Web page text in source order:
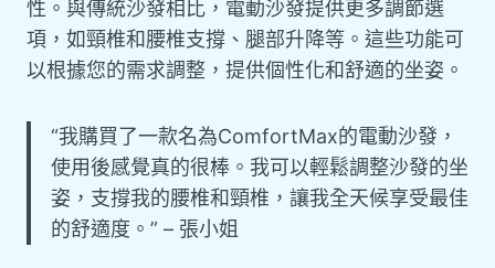
性。與傳統沙發相比，電動沙發提供更多調節選
項，如頸椎和腰椎支撐、腿部升降等。這些功能可
以根據您的需求調整，提供個性化和舒適的坐姿。
“我購買了一款名為ComfortMax的電動沙發，
使用後感覺真的很棒。我可以輕鬆調整沙發的坐
姿，支撐我的腰椎和頸椎，讓我全天候享受最佳
的舒適度。” – 張小姐